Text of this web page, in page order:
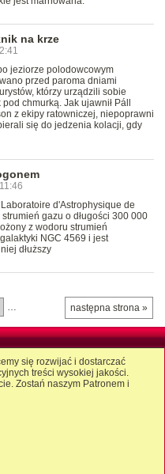
na krze
jeziorze polodowcowym
przed paroma dniami
którzy urządzili sobie
chmurką. Jak ujawnił Páll
z ekipy ratowniczej, niepoprawni
się do jedzenia kolacji, gdy
d'Astrophysique de
gazu o długości 300 000
z wodoru strumień
NGC 4569 i jest
dłuższy
następna strona »
…
się rozwijać i dostarczać
treści wysokiej jakości.
Zostań naszym Patronem i